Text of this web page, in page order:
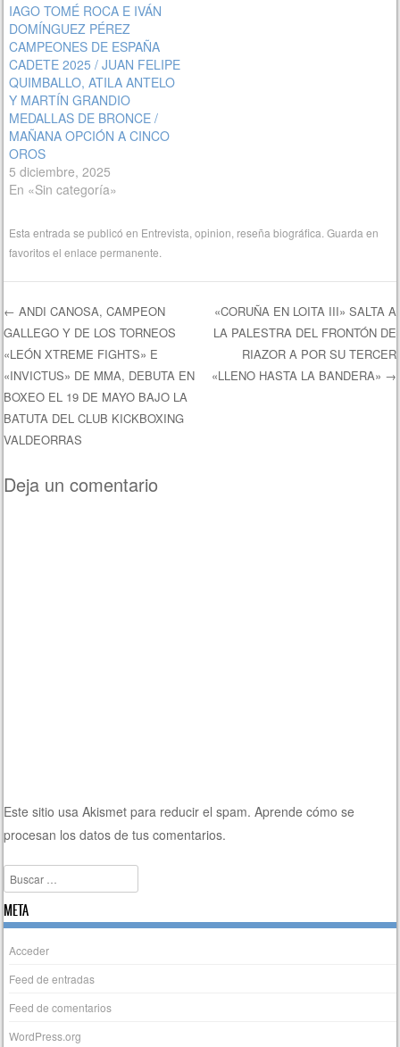
IAGO TOMÉ ROCA E IVÁN
DOMÍNGUEZ PÉREZ
CAMPEONES DE ESPAÑA
CADETE 2025 / JUAN FELIPE
QUIMBALLO, ATILA ANTELO
Y MARTÍN GRANDIO
MEDALLAS DE BRONCE /
MAÑANA OPCIÓN A CINCO
OROS
5 diciembre, 2025
En «Sin categoría»
Esta entrada se publicó en Entrevista ,opinion reseña biográfica . Guarda en
favoritos elenlace permanente
Navegación de entradas
← ANDI CANOSA, CAMPEON
GALLEGO Y DE LOS TORNEOS
«LEÓN XTREME FIGHTS» E
«INVICTUS» DE MMA, DEBUTA EN
BOXEO EL 19 DE MAYO BAJO LA
BATUTA DEL CLUB KICKBOXING
VALDEORRAS
«CORUÑA EN LOITA III» SALTA A
LA PALESTRA DEL FRONTÓN DE
RIAZOR A POR SU TERCER
«LLENO HASTA LA BANDERA» →
Deja un comentario
Este sitio usa Akismet para reducir el spam.Aprende cómo se
procesan los datos de tus comentarios.
Buscar
META
Acceder
Feed de entradas
Feed de comentarios
WordPress.org